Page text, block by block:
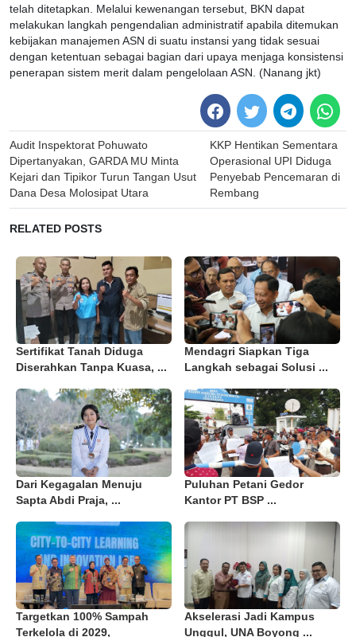
telah ditetapkan. Melalui kewenangan tersebut, BKN dapat
melakukan langkah pengendalian administratif apabila ditemukan
kebijakan manajemen ASN di suatu instansi yang tidak sesuai
dengan ketentuan sebagai bagian dari upaya menjaga konsistensi
penerapan sistem merit dalam pengelolaan ASN. (Nanang jkt)
Post
navigation
Audit Inspektorat Pohuwato
Dipertanyakan, GARDA MU Minta
Kejari dan Tipikor Turun Tangan Usut
Dana Desa Molosipat Utara
KKP Hentikan Sementara
Operasional UPI Diduga
Penyebab Pencemaran di
Rembang
RELATED POSTS
Sertifikat Tanah Diduga
Diserahkan Tanpa Kuasa, ...
Mendagri Siapkan Tiga
Langkah sebagai Solusi ...
Dari Kegagalan Menuju
Sapta Abdi Praja, ...
Puluhan Petani Gedor
Kantor PT BSP ...
Targetkan 100% Sampah
Terkelola di 2029,
Akselerasi Jadi Kampus
Unggul, UNA Boyong ...